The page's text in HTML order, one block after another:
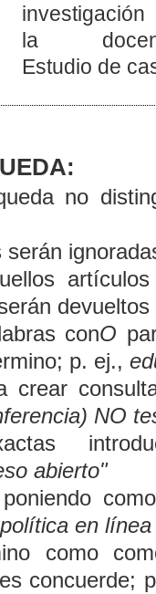
la
Estudio de
no
serán
conO
p. ej.,
crear
NO
abierto"
en línea
como
concuerde;